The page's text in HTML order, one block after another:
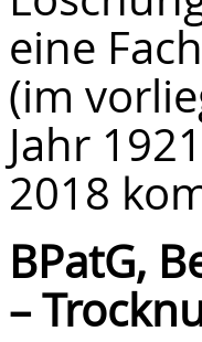
eine
(im
Jahr
2018
BPatG,
–